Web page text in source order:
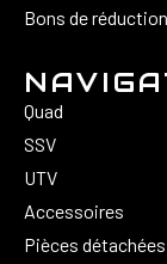
Bons de
Quad
SSV
UTV
Accessoires
Pièces détachées